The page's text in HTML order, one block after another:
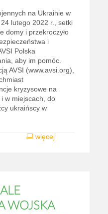
na Ukrainie w
lutego 2022 r., setki
domy i przekroczyło
i
Polska
aby im pomóc.
AVSI (www.avsi.org),
kryzysowe na
w miejscach, do
ukraińscy w
więcej
WOJSKA